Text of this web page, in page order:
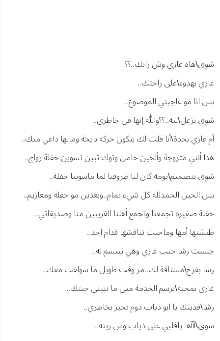
شوق\هاه غازي وش رايك..؟؟
غازي بهدوء\على راحتك..
بس انا مو عاجبني الموضوع..
شوق بزعل\ليه..؟؟والله إنها في خاطري..
أم غازي بحدة\أنا قلت لك بتكون حركة بايخة ومالها داعي منك..
هذا أنتي متزوجة وألحين حامل وتوك تبين تسوين حفلة زواج..
شوق بتصميم\يومه كان لنا ظروفنا لما ماسوينا حفلة..
بس الحين الحمدلله كل شيء تمام..وبعدين مو حفلة ومعازيم..
حفلة صغيرة تجمعنا وتجمع أهلنا القريبين منا وصديقاتي..
طنشتها أمها وماحبت تناقشها قدام احد..
جلست رشا جنب غازي وهي تبتسم له..
رشا بفرح\مشتاقة لك..مر وقت طويل ما سولفت معك..
غازي بمحبة\برسم الخدمة متى ما تبيني جيتك..
رشا\فديتك يا ابو ذياب دوم تجبر بخاطري..
شوق\آآآهـ ياقلبي على ذياب وش زينه..